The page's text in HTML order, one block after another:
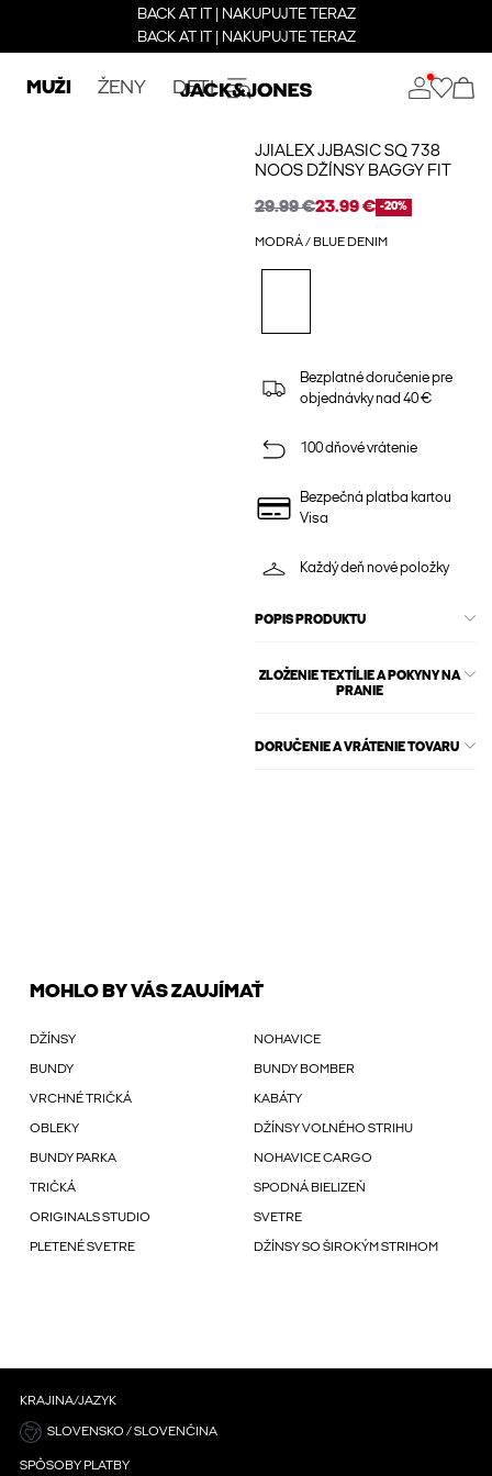
BACK AT IT | NAKUPUJTE TERAZ
BACK AT IT | NAKUPUJTE TERAZ
MUŽI ŽENY DETI
JJIALEX JJBASIC SQ 738
NOOS DŽÍNSY BAGGY FIT
29.99 €23.99 € -20%
MODRÁ / BLUE DENIM
Bezplatné doručenie pre
objednávky nad 40 €
100 dňové vrátenie
Bezpečná platba kartou
Visa
Každý deň nové položky
POPIS PRODUKTU
ZLOŽENIE TEXTÍLIE A POKYNY NA
PRANIE
DORUČENIE A VRÁTENIE TOVARU
MOHLO BY VÁS ZAUJÍMAŤ
DŽÍNSY NOHAVICE
BUNDY BUNDY BOMBER
VRCHNÉ TRIČKÁ KABÁTY
OBLEKY DŽÍNSY VOĽNÉHO STRIHU
BUNDY PARKA NOHAVICE CARGO
TRIČKÁ SPODNÁ BIELIZEŇ
ORIGINALS STUDIO SVETRE
PLETENÉ SVETRE DŽÍNSY SO ŠIROKÝM STRIHOM
KRAJINA/JAZYK
SLOVENSKO / SLOVENČINA
SPÔSOBY PLATBY